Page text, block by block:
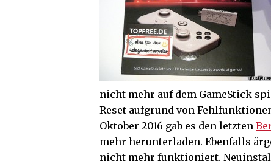
nicht mehr auf dem GameStick
Reset aufgrund von
Oktober 2016 gab es den letzten
mehr herunterladen. Ebenfalls
nicht mehr funktioniert.